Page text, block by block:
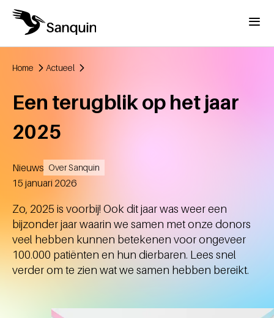
Overslaan en naar de inhoud gaan
Menu
Home Actueel
Een terugblik op het jaar
2025
Nieuws Over Sanquin
Aangemaakt
15 januari 2026
Zo, 2025 is voorbij! Ook dit jaar was weer een
bijzonder jaar waarin we samen met onze donors
veel hebben kunnen betekenen voor ongeveer
100.000 patiënten en hun dierbaren. Lees snel
verder om te zien wat we samen hebben bereikt.